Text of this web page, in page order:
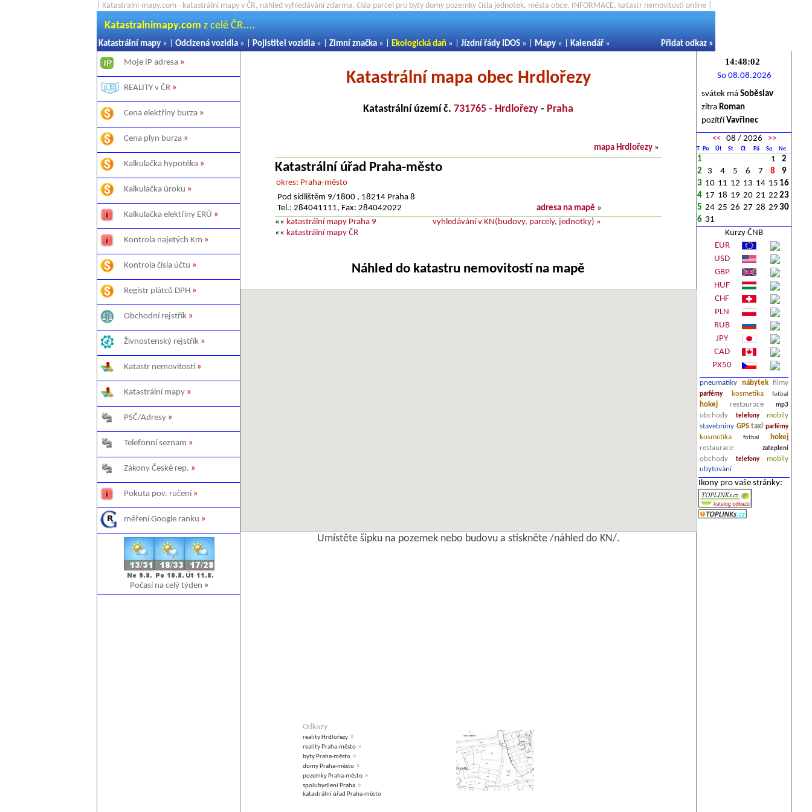
| Katastralni-mapy.com - katastrální mapy v ČR, náhled vyhledávání zdarma, čísla parcel pro byty domy pozemky čísla jednotek, města obce, INFORMACE, katastr nemovitostí online |
Katastralnimapy.com z celé ČR....
Katastrální mapy » | Odcizená vozidla » | Pojistitel vozidla » | Zimní značka » | Ekologická daň » | Jízdní řády IDOS » | Mapy » | Kalendář » Přidat odkaz »
Moje IP adresa »
REALITY v ČR »
Cena elektřiny burza »
Cena plyn burza »
Kalkulačka hypotéka »
Kalkulačka úroku »
Kalkulačka elektřiny ERÚ »
Kontrola najetých Km »
Kontrola čísla účtu »
Registr plátců DPH »
Obchodní rejstřík »
Živnostenský rejstřík »
Katastr nemovitostí »
Katastrální mapy »
PSČ/Adresy »
Telefonní seznam »
Zákony České rep. »
Pokuta pov. ručení »
měření Google ranku »
Počasí na celý týden »
Katastrální mapa obec Hrdlořezy
Katastrální území č. 731765 - Hrdlořezy - Praha
mapa Hrdlořezy »
Katastrální úřad Praha-město
okres: Praha-město
Pod sídlištěm 9/1800 , 18214 Praha 8
Tel.: 284041111, Fax: 284042022
adresa na mapě »
«« katastrální mapy Praha 9
«« katastrální mapy ČR
vyhledávání v KN(budovy, parcely, jednotky) »
Náhled do katastru nemovitostí na mapě
Umístěte šipku na pozemek nebo budovu a stiskněte /náhled do KN/.
Odkazy
reality Hrdlořezy »
reality Praha-město »
byty Praha-město »
domy Praha-město »
pozemky Praha-město »
spolubydlení Praha »
katastrální úřad Praha-město
So 08.08.2026
svátek má Soběslav
zítra Roman
pozítří Vavřinec
<<08 / 2026 >>
T Po Út St Čt Pá So Ne
1 1
2
2
3 4 5 6 7 8
9
3 10 11 12 13 14 15 16
4 17 18 19 20 21 22 23
5 24 25 26 27 28 29 30
6 31
Kurzy ČNB
EUR
USD
GBP
HUF
CHF
PLN
RUB
JPY
CAD
PX50
pneumatiky nábytek filmy
parfémy kosmetika fotbal
hokej restaurace mp3
obchody telefony
mobily
stavebniny GPS taxi parfémy
kosmetika fotbal
hokej
restaurace
zateplení
obchody telefony
mobily
ubytování
Ikony pro vaše stránky: